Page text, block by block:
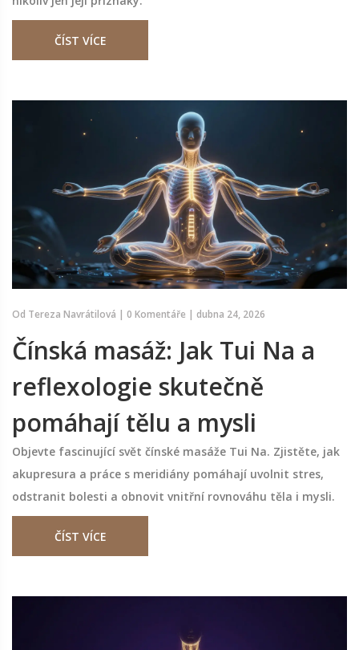
ČÍST VÍCE
Od Tereza Navrátilová | 0 Komentáře | dubna 24, 2026
Čínská masáž: Jak Tui Na a
reflexologie skutečně
pomáhají tělu a mysli
Objevte fascinující svět čínské masáže Tui Na. Zjistěte, jak
akupresura a práce s meridiány pomáhají uvolnit stres,
odstranit bolesti a obnovit vnitřní rovnováhu těla i mysli.
ČÍST VÍCE